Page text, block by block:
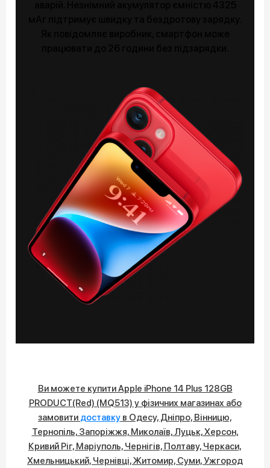
Ви можете купити Apple iPhone 14 Plus 128GB
PRODUCT(Red) (MQ513) у фізичних магазинах або
замовити доставку в Одесу, Дніпро, Вінницю,
Тернопіль, Запоріжжя, Миколаїв, Луцьк, Херсон,
Кривий Ріг, Маріуполь, Чернігів, Полтаву, Черкаси,
Хмельницький, Чернівці, Житомир, Суми, Ужгород